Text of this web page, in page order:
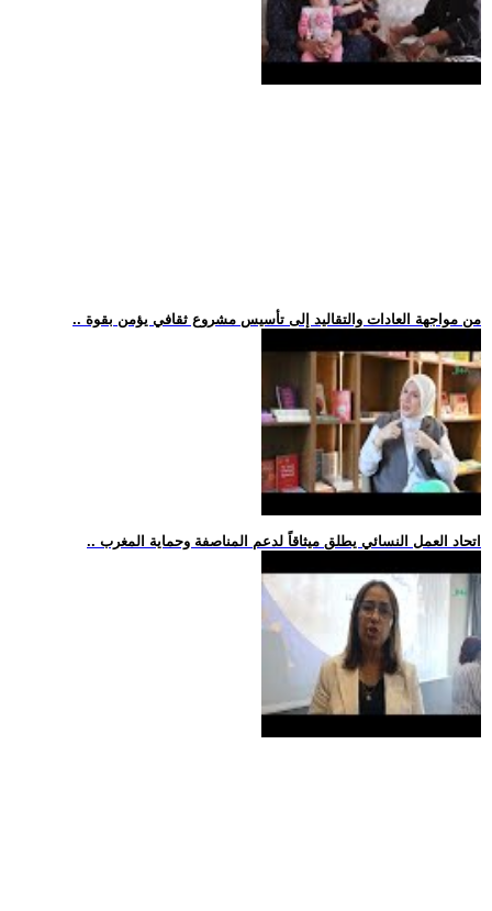
.. من مواجهة العادات والتقاليد إلى تأسيس مشروع ثقافي يؤمن بقوة
.. اتحاد العمل النسائي يطلق ميثاقاً لدعم المناصفة وحماية المغرب